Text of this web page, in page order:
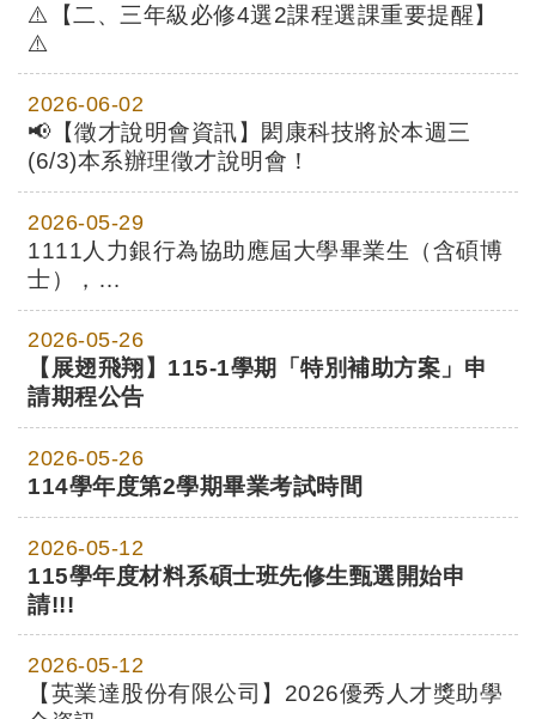
⚠️【二、三年級必修4選2課程選課重要提醒】
⚠️
2026-06-02
📢【徵才說明會資訊】閎康科技將於本週三
(6/3)本系辦理徵才說明會！
2026-05-29
1111人力銀行為協助應屆大學畢業生（含碩博
士），
首創以數位科技工具提供完整就業支援
2026-05-26
【展翅飛翔】115-1學期「特別補助方案」申
請期程公告
2026-05-26
114學年度第2學期畢業考試時間
2026-05-12
115學年度材料系碩士班先修生甄選開始申
請!!!
2026-05-12
【英業達股份有限公司】2026優秀人才獎助學